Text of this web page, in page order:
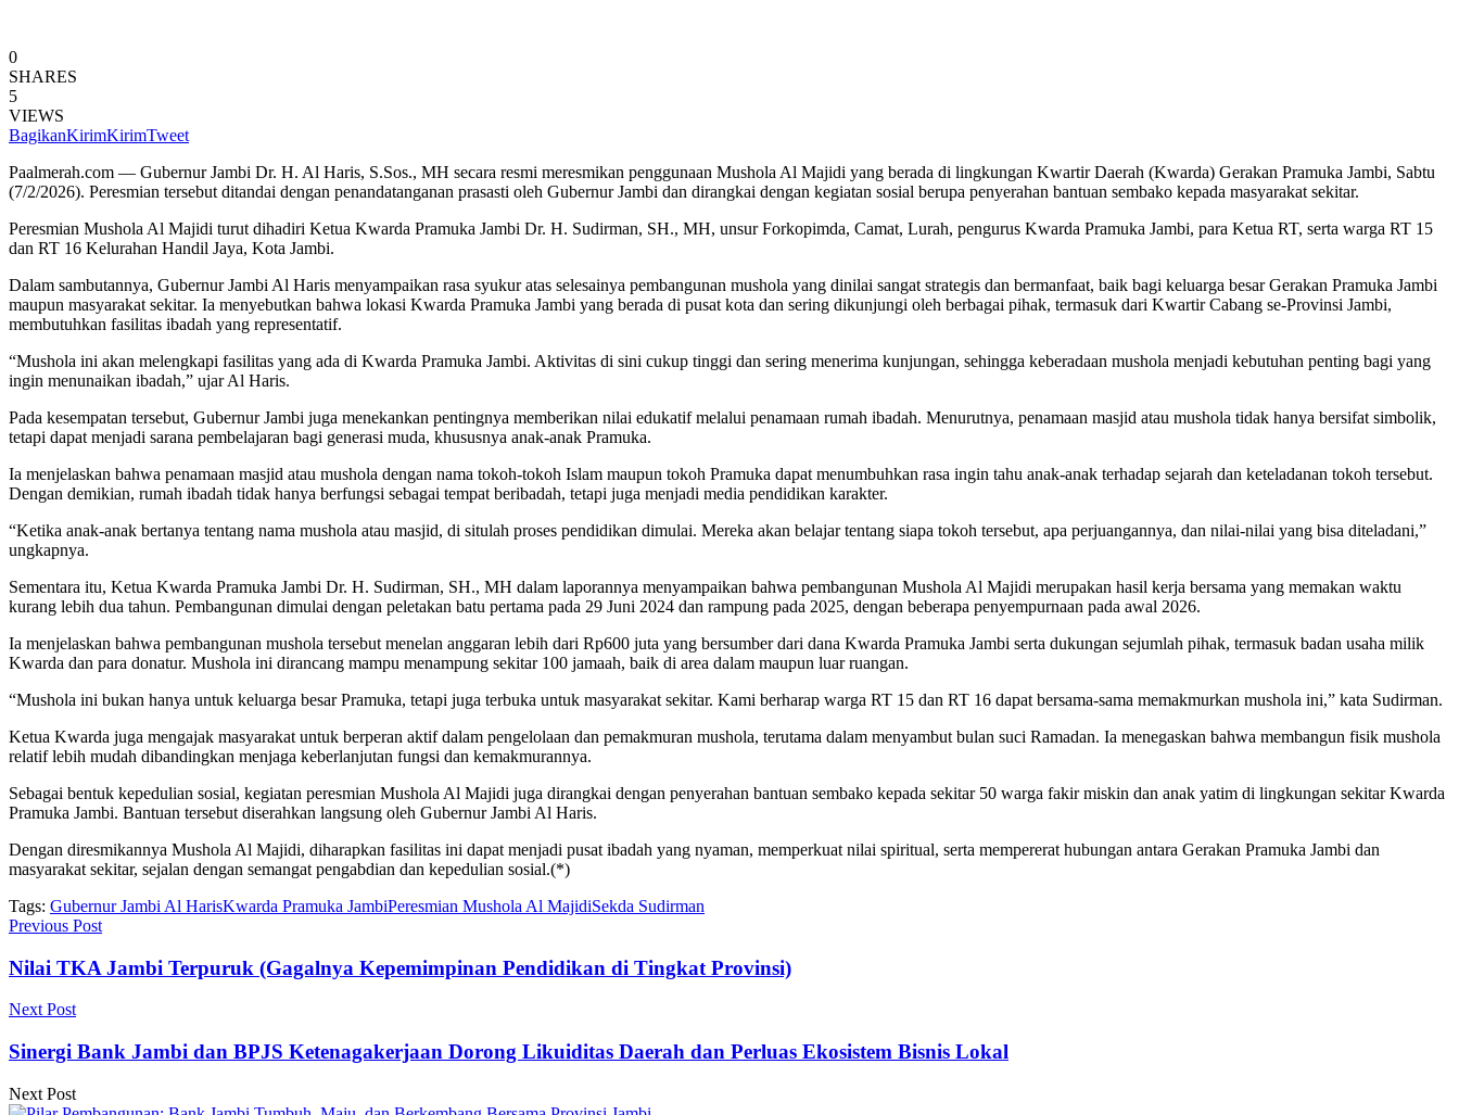
0
SHARES
5
VIEWS
BagikanKirimKirimTweet
Paalmerah.com — Gubernur Jambi Dr. H. Al Haris, S.Sos., MH secara resmi meresmikan penggunaan Mushola Al Majidi yang berada di lingkungan Kwartir Daerah (Kwarda) Gerakan Pramuka Jambi, Sabtu
(7/2/2026). Peresmian tersebut ditandai dengan penandatanganan prasasti oleh Gubernur Jambi dan dirangkai dengan kegiatan sosial berupa penyerahan bantuan sembako kepada masyarakat sekitar.
Peresmian Mushola Al Majidi turut dihadiri Ketua Kwarda Pramuka Jambi Dr. H. Sudirman, SH., MH, unsur Forkopimda, Camat, Lurah, pengurus Kwarda Pramuka Jambi, para Ketua RT, serta warga RT 15
dan RT 16 Kelurahan Handil Jaya, Kota Jambi.
Dalam sambutannya, Gubernur Jambi Al Haris menyampaikan rasa syukur atas selesainya pembangunan mushola yang dinilai sangat strategis dan bermanfaat, baik bagi keluarga besar Gerakan Pramuka Jambi
maupun masyarakat sekitar. Ia menyebutkan bahwa lokasi Kwarda Pramuka Jambi yang berada di pusat kota dan sering dikunjungi oleh berbagai pihak, termasuk dari Kwartir Cabang se-Provinsi Jambi,
membutuhkan fasilitas ibadah yang representatif.
“Mushola ini akan melengkapi fasilitas yang ada di Kwarda Pramuka Jambi. Aktivitas di sini cukup tinggi dan sering menerima kunjungan, sehingga keberadaan mushola menjadi kebutuhan penting bagi yang
ingin menunaikan ibadah,” ujar Al Haris.
Pada kesempatan tersebut, Gubernur Jambi juga menekankan pentingnya memberikan nilai edukatif melalui penamaan rumah ibadah. Menurutnya, penamaan masjid atau mushola tidak hanya bersifat simbolik,
tetapi dapat menjadi sarana pembelajaran bagi generasi muda, khususnya anak-anak Pramuka.
Ia menjelaskan bahwa penamaan masjid atau mushola dengan nama tokoh-tokoh Islam maupun tokoh Pramuka dapat menumbuhkan rasa ingin tahu anak-anak terhadap sejarah dan keteladanan tokoh tersebut.
Dengan demikian, rumah ibadah tidak hanya berfungsi sebagai tempat beribadah, tetapi juga menjadi media pendidikan karakter.
“Ketika anak-anak bertanya tentang nama mushola atau masjid, di situlah proses pendidikan dimulai. Mereka akan belajar tentang siapa tokoh tersebut, apa perjuangannya, dan nilai-nilai yang bisa diteladani,”
ungkapnya.
Sementara itu, Ketua Kwarda Pramuka Jambi Dr. H. Sudirman, SH., MH dalam laporannya menyampaikan bahwa pembangunan Mushola Al Majidi merupakan hasil kerja bersama yang memakan waktu
kurang lebih dua tahun. Pembangunan dimulai dengan peletakan batu pertama pada 29 Juni 2024 dan rampung pada 2025, dengan beberapa penyempurnaan pada awal 2026.
Ia menjelaskan bahwa pembangunan mushola tersebut menelan anggaran lebih dari Rp600 juta yang bersumber dari dana Kwarda Pramuka Jambi serta dukungan sejumlah pihak, termasuk badan usaha milik
Kwarda dan para donatur. Mushola ini dirancang mampu menampung sekitar 100 jamaah, baik di area dalam maupun luar ruangan.
“Mushola ini bukan hanya untuk keluarga besar Pramuka, tetapi juga terbuka untuk masyarakat sekitar. Kami berharap warga RT 15 dan RT 16 dapat bersama-sama memakmurkan mushola ini,” kata Sudirman.
Ketua Kwarda juga mengajak masyarakat untuk berperan aktif dalam pengelolaan dan pemakmuran mushola, terutama dalam menyambut bulan suci Ramadan. Ia menegaskan bahwa membangun fisik mushola
relatif lebih mudah dibandingkan menjaga keberlanjutan fungsi dan kemakmurannya.
Sebagai bentuk kepedulian sosial, kegiatan peresmian Mushola Al Majidi juga dirangkai dengan penyerahan bantuan sembako kepada sekitar 50 warga fakir miskin dan anak yatim di lingkungan sekitar Kwarda
Pramuka Jambi. Bantuan tersebut diserahkan langsung oleh Gubernur Jambi Al Haris.
Dengan diresmikannya Mushola Al Majidi, diharapkan fasilitas ini dapat menjadi pusat ibadah yang nyaman, memperkuat nilai spiritual, serta mempererat hubungan antara Gerakan Pramuka Jambi dan
masyarakat sekitar, sejalan dengan semangat pengabdian dan kepedulian sosial.(*)
Tags: Gubernur Jambi Al HarisKwarda Pramuka JambiPeresmian Mushola Al MajidiSekda Sudirman
Previous Post
Nilai TKA Jambi Terpuruk (Gagalnya Kepemimpinan Pendidikan di Tingkat Provinsi)
Next Post
Sinergi Bank Jambi dan BPJS Ketenagakerjaan Dorong Likuiditas Daerah dan Perluas Ekosistem Bisnis Lokal
Next Post